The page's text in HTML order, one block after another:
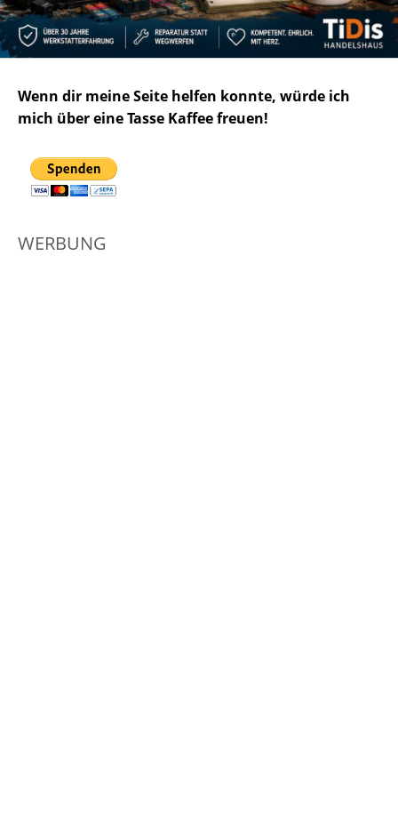
Wenn dir meine Seite helfen konnte, würde ich
mich über eine Tasse Kaffee freuen!
WERBUNG